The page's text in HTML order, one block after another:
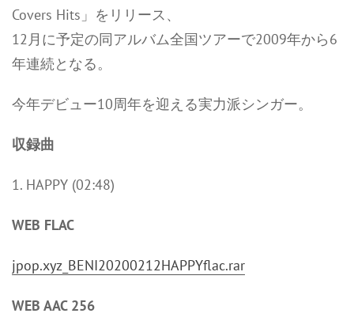
Covers Hits」をリリース、
12月に予定の同アルバム全国ツアーで2009年から6
年連続となる。
今年デビュー10周年を迎える実力派シンガー。
収録曲
1. HAPPY (02:48)
WEB FLAC
jpop.xyz_BENI20200212HAPPYflac.rar
WEB AAC 256